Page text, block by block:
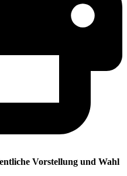
Vorstellung und Wahl